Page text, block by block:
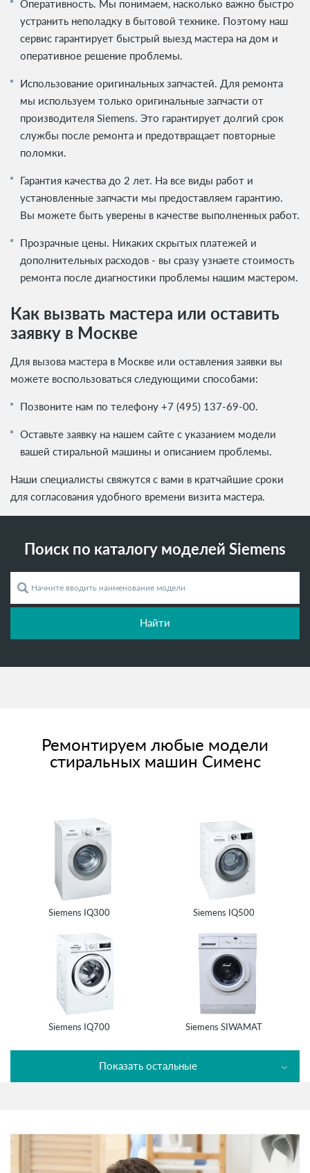
Оперативность. Мы понимаем, насколько важно быстро
устранить неполадку в бытовой технике. Поэтому наш
сервис гарантирует быстрый выезд мастера на дом и
оперативное решение проблемы.
Использование оригинальных запчастей. Для ремонта
мы используем только оригинальные запчасти от
производителя Siemens. Это гарантирует долгий срок
службы после ремонта и предотвращает повторные
поломки.
Гарантия качества до 2 лет. На все виды работ и
установленные запчасти мы предоставляем гарантию.
Вы можете быть уверены в качестве выполненных работ.
Прозрачные цены. Никаких скрытых платежей и
дополнительных расходов - вы сразу узнаете стоимость
ремонта после диагностики проблемы нашим мастером.
Как вызвать мастера или оставить
заявку в Москве
Для вызова мастера в Москве или оставления заявки вы
можете воспользоваться следующими способами:
Позвоните нам по телефону +7 (495) 137-69-00
Оставьте заявку на нашем сайте с указанием модели
вашей стиральной машины и описанием проблемы.
Наши специалисты свяжутся с вами в кратчайшие сроки
для согласования удобного времени визита мастера.
Поиск по каталогу моделей Siemens
Найти
Ремонтируем любые модели
стиральных машин Сименс
Siemens IQ300 Siemens IQ500
Siemens IQ700 Siemens SIWAMAT
Показать остальные